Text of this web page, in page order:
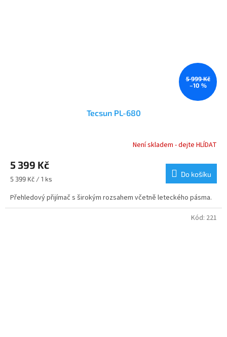
5 999 Kč
–10 %
Tecsun PL-680
produktu
je
4,7
z
Není skladem - dejte HLÍDAT
5 399 Kč
Měrná
5 399 Kč / 1 ks
Do košíku
Přehledový přijímač s širokým rozsahem včetně leteckého pásma.
Kód: 221